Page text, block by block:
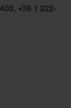
+36 1 222-